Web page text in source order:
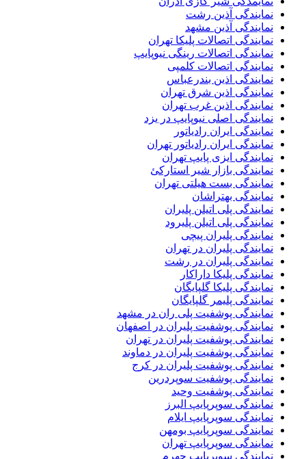
نمایندگی آذین رشت
نمایندگی آذین مشهد
نمایندگی اتصالات پلیکا تهران
نمایندگی اتصالات رینگی نیوپایپ
نمایندگی اتصالات کلمپی
نمایندگی اذین بندرعباس
نمایندگی اذین شرق تهران
نمایندگی اذین غرب تهران
نمایندگی اصلی نیوپایپ در یزد
نمایندگی ایران رادیاتور
نمایندگی ایران رادیاتور تهران
نمایندگی ایزی پایپ تهران
نمایندگی بازار شیر استارکئ
نمایندگی بست هیلتی تهران
نمایندگی بهتراشان
نمایندگی پلی اتیلن پلیران
نمایندگی پلی اتیلن پلیرود
نمایندگی پلیران پیچی
نمایندگی پلیران در تهران
نمایندگی پلیران در رشت
نمایندگی پلیکا داراکار
نمایندگی پلیکا گلپایگان
نمایندگی پلیمر گلپایگان
نمایندگی پوشفیت پلی ران در مشهد
نمایندگی پوشفیت پلیران در اصفهان
نمایندگی پوشفیت پلیران در تهران
نمایندگی پوشفیت پلیران در دماوند
نمایندگی پوشفیت پلیران در کرج
نمایندگی پوشفیت سوپردرین
نمایندگی پوشفیت وحید
نمایندگی سوپرپایپ البرز
نمایندگی سوپرپایپ ایلام
نمایندگی سوپرپایپ بومهن
نمایندگی سوپرپایپ تهران
نمایندگی سوپرپایپ جهرم